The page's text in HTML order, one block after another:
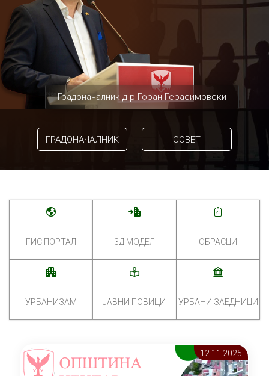
Градоначалник д-р Горан Герасимовски
ГРАДОНАЧАЛНИК СОВЕТ
ГИС ПОРТАЛ 3Д МОДЕЛ ОБРАСЦИ
УРБАНИЗАМ ЈАВНИ ПОВИЦИ УРБАНИ ЗАЕДНИЦИ
12.11 2025